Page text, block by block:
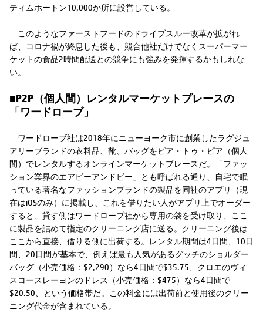
ティムホートン10,000か所に設営している。
このようなファーストフードのドライブスルー改革が拡がれ
ば、コロナ禍が終息した後も、競合他社だけでなくスーパーマー
ケットの食品2時間配送との競争にも強みを発揮するかもしれな
い。
■P2P（個人間）レンタルマーケットプレースの
「ワードローブ」
ワードローブ社は2018年にニューヨーク市に創業したラグジュ
アリーブランドの衣料品、靴、バッグをピア・トゥ・ピア（個人
間）でレンタルするオンラインマーケットプレースだ。「ファッ
ション業界のエアビーアンドビー」とも呼ばれる通り、自宅で眠
っている著名なファッションブランドの製品を同社のアプリ（現
在はiOSのみ）に掲載し、これを借りたい人がアプリ上でオーダー
すると、貸す側はワードローブ社から専用の袋を受け取り、ここ
に製品を詰めて指定のクリーニング店に送る。クリーニング後は
ここから直接、借りる側に出荷する。レンタル期間は4日間、10日
間、20日間が基本で、例えば最も人気があるグッチのショルダー
バッグ（小売価格：$2,290）なら4日間で$35.75、クロエのヴィ
スコースレーヨンのドレス（小売価格：$475）なら4日間で
$20.50、という価格帯だ。この料金には出荷前と使用後のクリー
ニング代金が含まれている。